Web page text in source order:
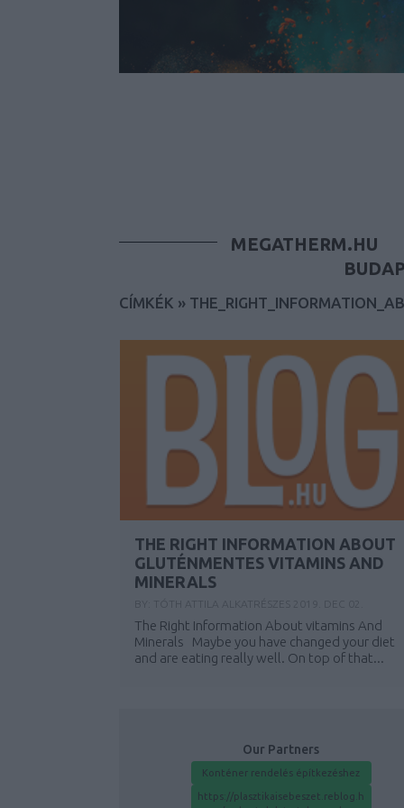
MEGATHERM.HU
CÍMKÉK »
THE RIGHT INFORMATION ABOUT
GLUTÉNMENTES VITAMINS AND
MINERALS
The Right Information About vitamins And
Minerals Maybe you have changed your diet
and are eating really well. On top of that...
Our Partners
Konténer rendelés építkezéshez
https://plasztikaisebeszet.reblog.h